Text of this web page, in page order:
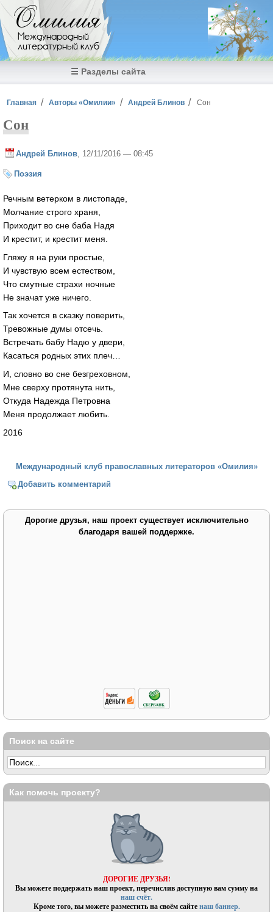
Перейти к основному содержанию
Омилия
Международный
литературный клуб
☰ Разделы сайта
Вы здесь
Главная Авторы «Омилии» Андрей Блинов Сон
Сон
Андрей Блинов , 12/11/2016 — 08:45
Поэзия
Речным ветерком в листопаде,
Молчание строго храня,
Приходит во сне баба Надя
И крестит, и крестит меня.
Гляжу я на руки простые,
И чувствую всем естеством,
Что смутные страхи ночные
Не значат уже ничего.
Так хочется в сказку поверить,
Тревожные думы отсечь.
Встречать бабу Надю у двери,
Касаться родных этих плеч…
И, словно во сне безгреховном,
Мне сверху протянута нить,
Откуда Надежда Петровна
Меня продолжает любить.
2016
Международный клуб православных литераторов «Омилия»
Добавить комментарий
Дорогие друзья, наш проект существует исключительно
благодаря вашей поддержке.
Поиск на сайте
Как помочь проекту?
ДОРОГИЕ ДРУЗЬЯ!
Вы можете поддержать наш проект, перечислив доступную вам сумму на
наш счёт.
Кроме того, вы можете разместить на своём сайтенаш баннер.